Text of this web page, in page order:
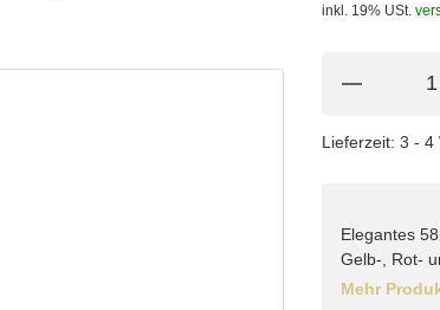
inkl. 19% USt.
Lieferzeit: 3 - 4
Elegantes
Gelb-, Rot-
Mehr